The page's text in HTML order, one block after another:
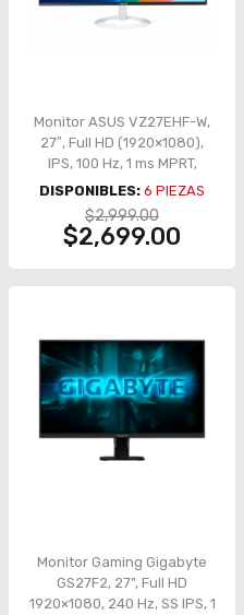
Monitor ASUS VZ27EHF-W,
27″, Full HD (1920×1080),
IPS, 100 Hz, 1 ms MPRT,
Adaptive-Sync, Frameless,
Eye Care – VZ27EHF-W
DISPONIBLES: 6 PIEZAS
$2,999.00
$2,699.00
Monitor Gaming Gigabyte
GS27F2, 27", Full HD
1920×1080, 240 Hz, SS IPS, 1